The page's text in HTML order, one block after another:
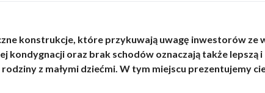
konstrukcje, które przykuwają uwagę inwestorów ze
oraz brak schodów oznaczają także lepszą i
z małymi dziećmi. W tym miejscu prezentujemy